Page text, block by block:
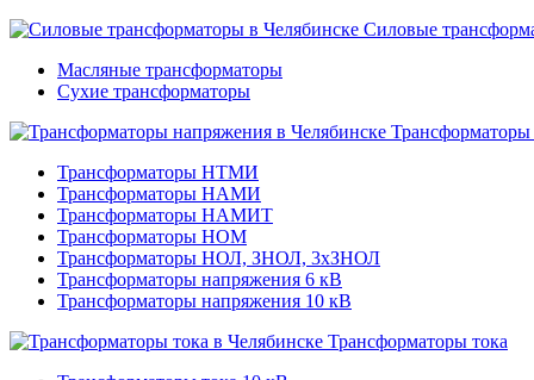
Силовые
Масляные трансформаторы
Сухие трансформаторы
Трансформаторы НТМИ
Трансформаторы НАМИ
Трансформаторы НАМИТ
Трансформаторы НОМ
Трансформаторы НОЛ, ЗНОЛ, 3хЗНОЛ
Трансформаторы напряжения 6 кВ
Трансформаторы напряжения 10 кВ
Трансформаторы тока